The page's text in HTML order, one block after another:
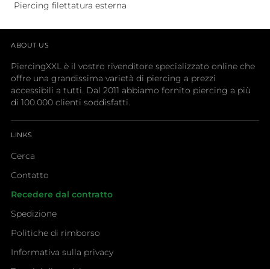
Piercing filettatura esterna
ABOUT US
PiercingXXL è il vostro rivenditore specializzato online che
offre una grandissima varietà di piercing a prezzi
accessibili a tutti. Dal 2011 abbiamo fornito piercing a più
di 100.000 clienti soddisfatti.
LINKS
Cerca
Contatto
Recedere dal contratto
Spedizione
Politiche di rimborso
Informativa sulla privacy